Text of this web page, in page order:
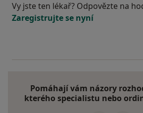
Vy jste ten lékař? Odpovězte na
Zaregistrujte se nyní
Pomáhají vám názory
kterého specialistu nebo